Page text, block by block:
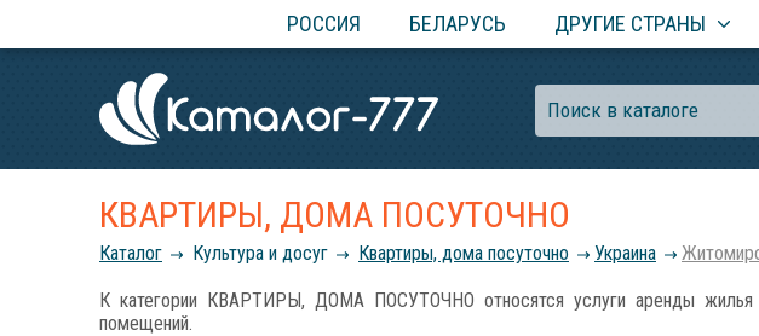
РОССИЯ БЕЛАРУСЬ ДРУГИЕ СТРАНЫ
КВАРТИРЫ, ДОМА ПОСУТОЧНО
Каталог Культура и досуг Квартиры, дома посуточно Украина
К категории КВАРТИРЫ, ДОМА ПОСУТОЧНО относятся услуги аренды жилья
помещений.